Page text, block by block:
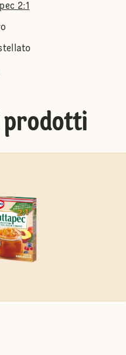
2:1
prodotti